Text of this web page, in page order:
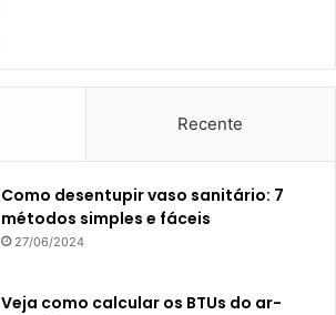
Recente
Como desentupir vaso sanitário: 7
métodos simples e fáceis
27/06/2024
Veja como calcular os BTUs do ar-